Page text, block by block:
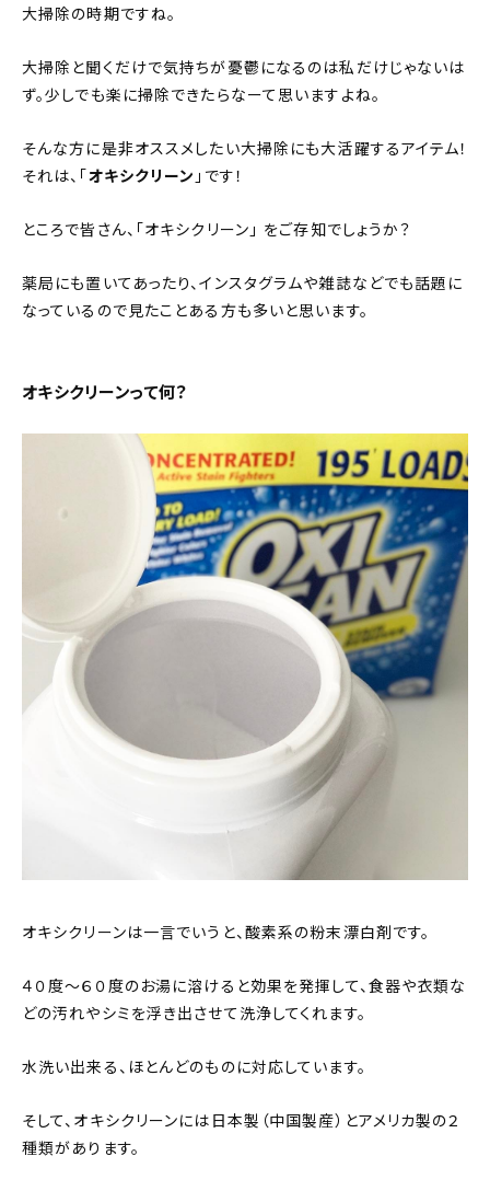
大掃除の時期ですね。
大掃除と聞くだけで気持ちが憂鬱になるのは私だけじゃないは
ず。少しでも楽に掃除できたらなーて思いますよね。
そんな方に是非オススメしたい大掃除にも大活躍するアイテム！
それは、「 オキシクリーン 」です！
ところで皆さん、「オキシクリーン」 をご存知でしょうか？
薬局にも置いてあったり、インスタグラムや雑誌などでも話題に
なっているので見たことある方も多いと思います。
オキシクリーンって何？
オキシクリーンは一言でいうと、酸素系の粉末漂白剤です。
４０度〜６０度のお湯に溶けると効果を発揮して、食器や衣類な
どの汚れやシミを浮き出させて洗浄してくれます。
水洗い出来る、ほとんどのものに対応しています。
そして、オキシクリーンには日本製（中国製産）とアメリカ製の２
種類があります。